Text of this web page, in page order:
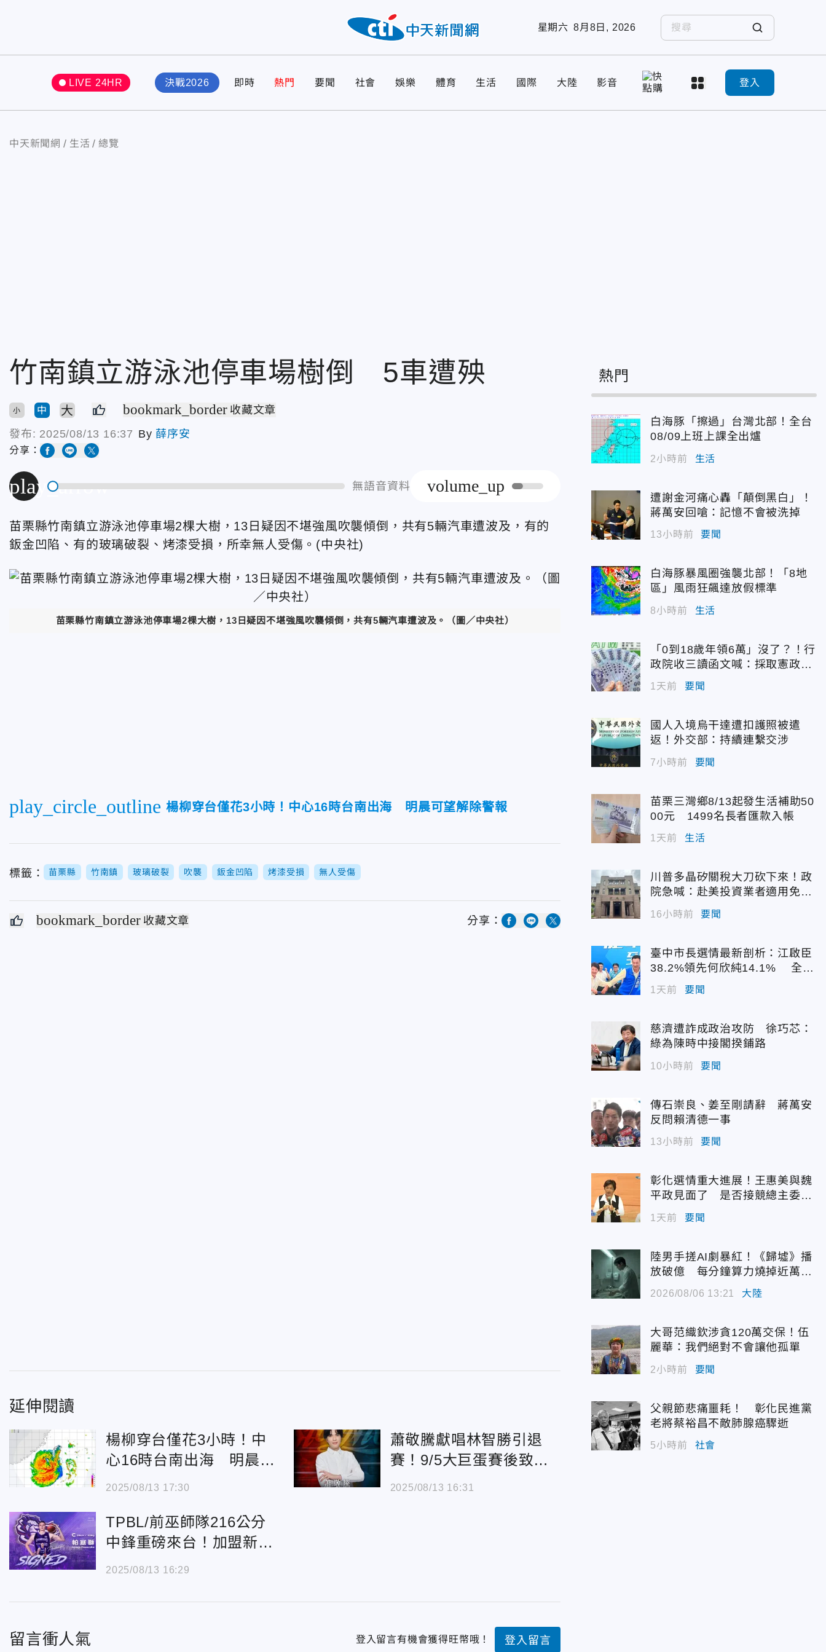
星期六 8月8日, 2026
LIVE 24HR 決戰2026 即時 熱門 要聞 社會 娛樂 體育 生活 國際 大陸 影音 登入
中天新聞網 生活 總覽
竹南鎮立游泳池停車場樹倒 5車遭殃
小 中 大 bookmark_border 收藏文章
發布: 2025/08/13 16:37 By 薛序安
分享：
play_arrow 無語音資料 volume_up
苗栗縣竹南鎮立游泳池停車場2棵大樹，13日疑因不堪強風吹襲傾倒，共有5輛汽車遭波及，有的
鈑金凹陷、有的玻璃破裂、烤漆受損，所幸無人受傷。(中央社)
苗栗縣竹南鎮立游泳池停車場2棵大樹，13日疑因不堪強風吹襲傾倒，共有5輛汽車遭波及。（圖／中央社）
play_circle_outline 楊柳穿台僅花3小時！中心16時台南出海 明晨可望解除警報
標籤： 苗栗縣 竹南鎮 玻璃破裂 吹襲 鈑金凹陷 烤漆受損 無人受傷
bookmark_border 收藏文章 分享：
延伸閱讀
楊柳穿台僅花3小時！中
心16時台南出海 明晨可
望解除警報
2025/08/13 17:30
蕭敬騰獻唱林智勝引退
賽！9/5大巨蛋賽後致敬
「大師兄」
2025/08/13 16:31
TPBL/前巫師隊216公分
中鋒重磅來台！加盟新竹
攻城獅
2025/08/13 16:29
留言衝人氣 登入留言有機會獲得旺幣哦！ 登入留言
熱門
白海豚「擦過」台灣北部！全台
08/09上班上課全出爐
2小時前 生活
遭謝金河痛心轟「顛倒黑白」！
蔣萬安回嗆：記憶不會被洗掉
13小時前 要聞
白海豚暴風圈強襲北部！「8地
區」風雨狂飆達放假標準
8小時前 生活
「0到18歲年領6萬」沒了？！行
政院收三讀函文喊：採取憲政作
1天前 要聞
國人入境烏干達遭扣護照被遣
返！外交部：持續連繫交涉
7小時前 要聞
苗栗三灣鄉8/13起發生活補助50
00元 1499名長者匯款入帳
1天前 生活
川普多晶矽關稅大刀砍下來！政
院急喊：赴美投資業者適用免稅
配額
16小時前 要聞
臺中市長選情最新剖析：江啟臣
38.2%領先何欣純14.1% 全世
代支持度全面居首
1天前 要聞
慈濟遭詐成政治攻防 徐巧芯：
綠為陳時中接閣揆鋪路
10小時前 要聞
傳石崇良、姜至剛請辭 蔣萬安
反問賴清德一事
13小時前 要聞
彰化選情重大進展！王惠美與魏
平政見面了 是否接競總主委態
度曝光
1天前 要聞
陸男手搓AI劇暴紅！《歸墟》播
放破億 每分鐘算力燒掉近萬台
2026/08/06 13:21 大陸
大哥范織欽涉貪120萬交保！伍
麗華：我們絕對不會讓他孤單
2小時前 要聞
父親節悲痛噩耗！ 彰化民進黨
老將蔡裕昌不敵肺腺癌驟逝
5小時前 社會